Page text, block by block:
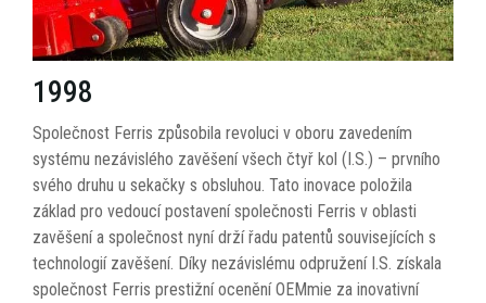
1998
Společnost Ferris způsobila revoluci v oboru zavedením
systému nezávislého zavěšení všech čtyř kol (I.S.) – prvního
svého druhu u sekačky s obsluhou. Tato inovace položila
základ pro vedoucí postavení společnosti Ferris v oblasti
zavěšení a společnost nyní drží řadu patentů souvisejících s
technologií zavěšení. Díky nezávislému odpružení I.S. získala
společnost Ferris prestižní ocenění OEMmie za inovativní